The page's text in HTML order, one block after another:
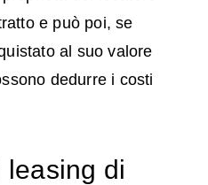
e può poi, se
al suo valore
dedurre i costi
leasing di